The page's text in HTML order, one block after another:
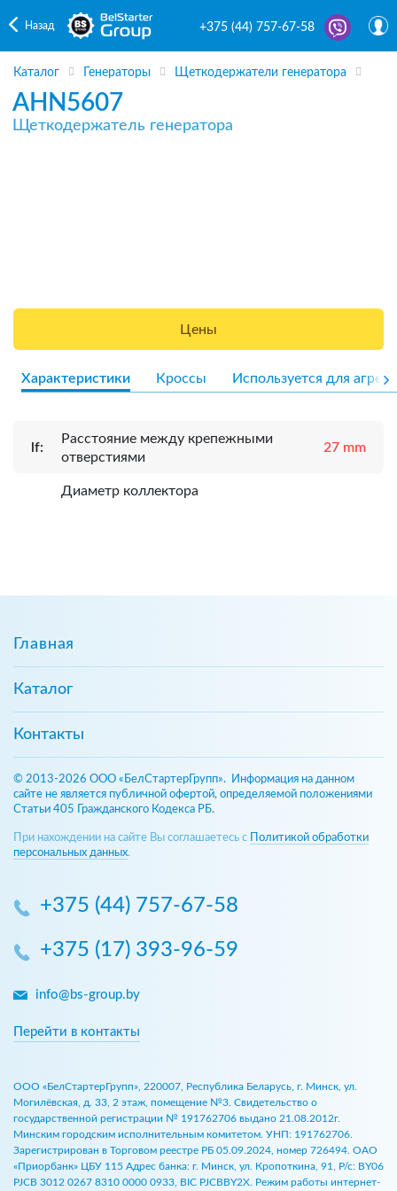
Назад +375 (44) 757-67-58
Каталог Генераторы Щеткодержатели генератора
AHN5607
Щеткодержатель генератора
Цены
Характеристики Кроссы Используется для
lf:
Расcтояние между крепежными
отверстиями
27 mm
Диаметр коллектора
Главная
Каталог
Контакты
© 2013-2026 ООО «БелСтартерГрупп». Информация на данном
сайте не является публичной офертой, определяемой положениями
Статьи 405 Гражданского Кодекса РБ.
При нахождении на сайте Вы соглашаетесь с
Политикой обработки
персональных данных.
+375 (44) 757-67-58
+375 (17) 393-96-59
info@bs-group.by
Перейти в контакты
ООО «БелСтартерГрупп», 220007, Республика Беларусь, г. Минск, ул.
Могилёвская, д. 33, 2 этаж, помещение №3. Свидетельство о
государственной регистрации № 191762706 выдано 21.08.2012г.
Минским городским исполнительным комитетом. УНП: 191762706.
Зарегистрирован в Торговом реестре РБ 05.09.2024, номер 726494. ОАО
«Приорбанк» ЦБУ 115 Адрес банка: г. Минск, ул. Кропоткина, 91, Р/с: BY06
PJCB 3012 0267 8310 0000 0933, BIC PJCBBY2X. Режим работы интернет-